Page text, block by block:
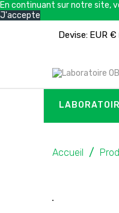
En continuant sur notre site,
J'accepte
Devise: EUR €
Accueil